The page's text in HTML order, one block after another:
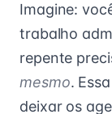
Imagine:
trabalho
repente
mesmo.
deixar os